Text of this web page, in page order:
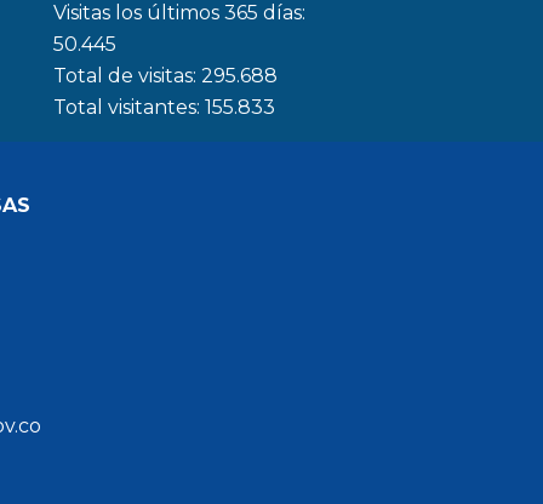
Visitas los últimos 365 días:
50.445
Total de visitas: 295.688
Total visitantes: 155.833